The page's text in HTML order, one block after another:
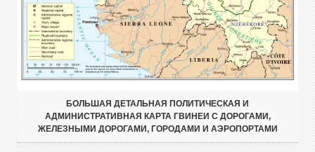
БОЛЬШАЯ ДЕТАЛЬНАЯ ПОЛИТИЧЕСКАЯ И
АДМИНИСТРАТИВНАЯ КАРТА ГВИНЕИ С ДОРОГАМИ,
ЖЕЛЕЗНЫМИ ДОРОГАМИ, ГОРОДАМИ И АЭРОПОРТАМИ